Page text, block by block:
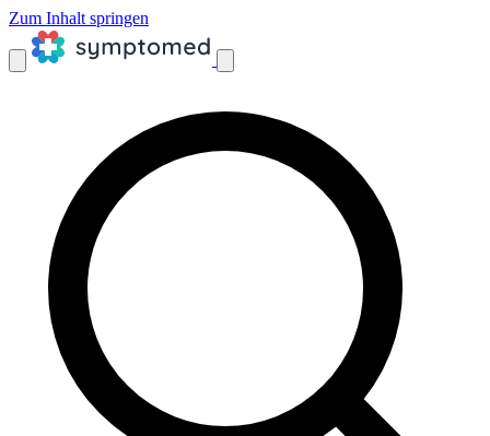
Zum Inhalt springen